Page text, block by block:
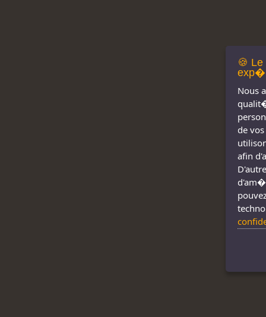
🍪
Nous
de
afin